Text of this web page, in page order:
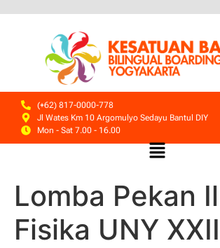
(+62) 817-0000-778
Jl Wates Km 10 Argomulyo Sedayu Bantul DIY
Mon - Sat 7.00 - 16.00
Lomba Pekan
Fisika UNY XXII